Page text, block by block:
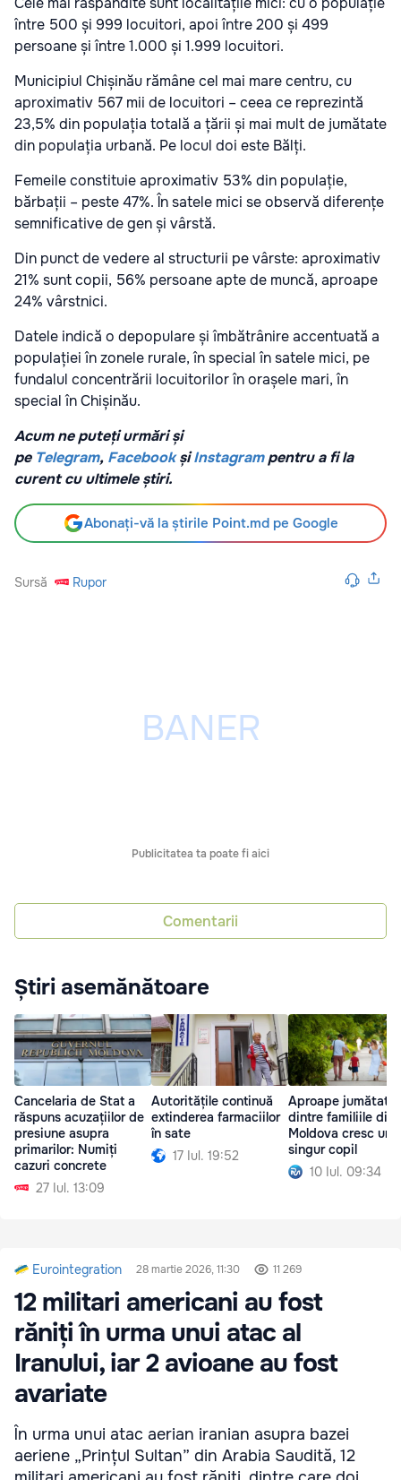
între 500 și 999 locuitori, apoi între 200 și 499
persoane și între 1.000 și 1.999 locuitori.
Municipiul Chișinău rămâne cel mai mare centru, cu
aproximativ 567 mii de locuitori – ceea ce reprezintă
23,5% din populația totală a țării și mai mult de jumătate
din populația urbană. Pe locul doi este Bălți.
Femeile constituie aproximativ 53% din populație,
bărbații – peste 47%. În satele mici se observă diferențe
semnificative de gen și vârstă.
Din punct de vedere al structurii pe vârste: aproximativ
21% sunt copii, 56% persoane apte de muncă, aproape
24% vârstnici.
Datele indică o depopulare și îmbătrânire accentuată a
populației în zonele rurale, în special în satele mici, pe
fundalul concentrării locuitorilor în orașele mari, în
special în Chișinău.
Acum ne puteți urmări și
pe Telegram, Facebook șiInstagrampentru a fi la
curent cu ultimele știri.
Abonați-vă la știrile Point.md pe Google
Sursă Rupor
Publicitatea ta poate fi aici
Comentarii
Știri asemănătoare
Cancelaria de Stat a
răspuns acuzațiilor de
presiune asupra
primarilor: Numiți
cazuri concrete
27 Iul. 13:09
Autoritățile continuă
extinderea farmaciilor
în sate
17 Iul. 19:52
Aproape jumătate
dintre familiile din
Moldova cresc un
singur copil
10 Iul. 09:34
Eurointegration 28 martie 2026, 11:30 11 269
12 militari americani au fost
răniți în urma unui atac al
Iranului, iar 2 avioane au fost
avariate
În urma unui atac aerian iranian asupra bazei
aeriene „Prințul Sultan” din Arabia Saudită, 12